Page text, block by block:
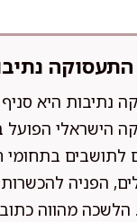
נתיבות היא
הישראלי הפועל
לתושבים בתחומי
הפניה
מהווה